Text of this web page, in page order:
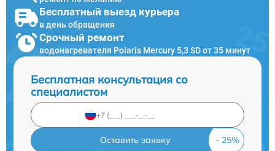
Бесплатный выезд курьера
в день обращения
Срочный ремонт
водонагревателя Polaris Mercury 5,3 SD от 35 минут
Бесплатная консультация со
специалистом
Оставить заявку